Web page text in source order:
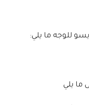
للوجه ما يلي:
ما يلي